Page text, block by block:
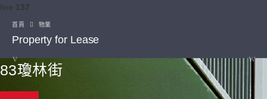
line 137
首頁 物業
Property for Lease
83瓊林街